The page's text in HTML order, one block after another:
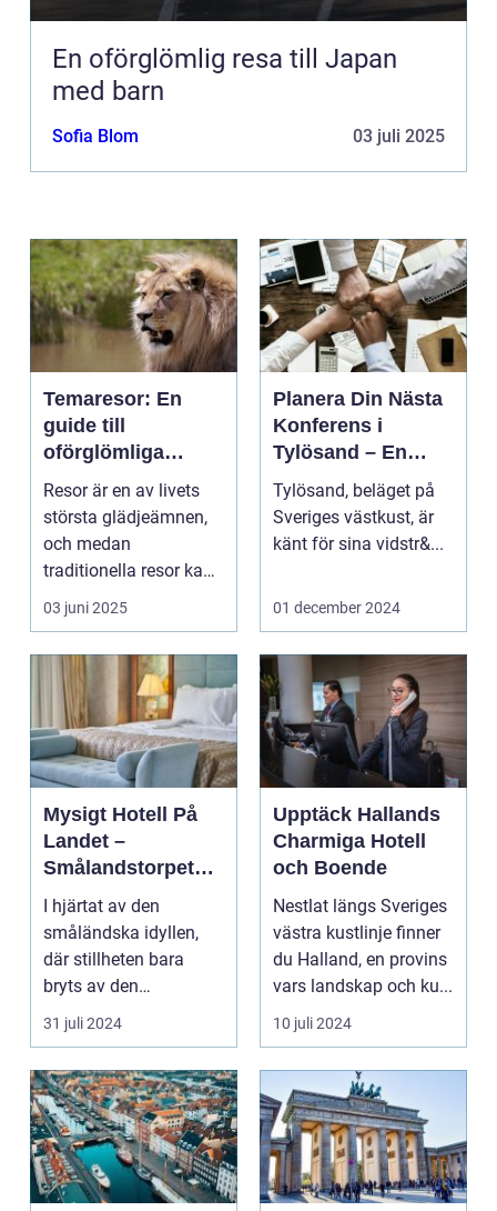
En oförglömlig resa till Japan
med barn
Sofia Blom 03 juli 2025
Temaresor: En
guide till
oförglömliga
upplevelser
Resor är en av livets
största glädjeämnen,
och medan
traditionella resor kan
bju...
03 juni 2025
Planera Din Nästa
Konferens i
Tylösand – En
Oslagbar
Upplevelse
Tylösand, beläget på
Sveriges västkust, är
känt för sina vidstr&...
01 december 2024
Mysigt Hotell På
Landet –
Smålandstorpets
Enchanted Retreat
I hjärtat av den
småländska idyllen,
där stillheten bara
bryts av den
harmonisk...
31 juli 2024
Upptäck Hallands
Charmiga Hotell
och Boende
Nestlat längs Sveriges
västra kustlinje finner
du Halland, en provins
vars landskap och ku...
10 juli 2024